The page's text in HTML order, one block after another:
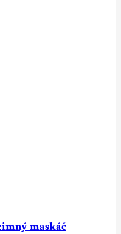
maskáč